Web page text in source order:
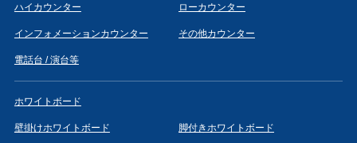
ハイカウンター ローカウンター
インフォメーションカウンター その他カウンター
電話台 / 演台等
ホワイトボード
壁掛けホワイトボード 脚付きホワイトボード